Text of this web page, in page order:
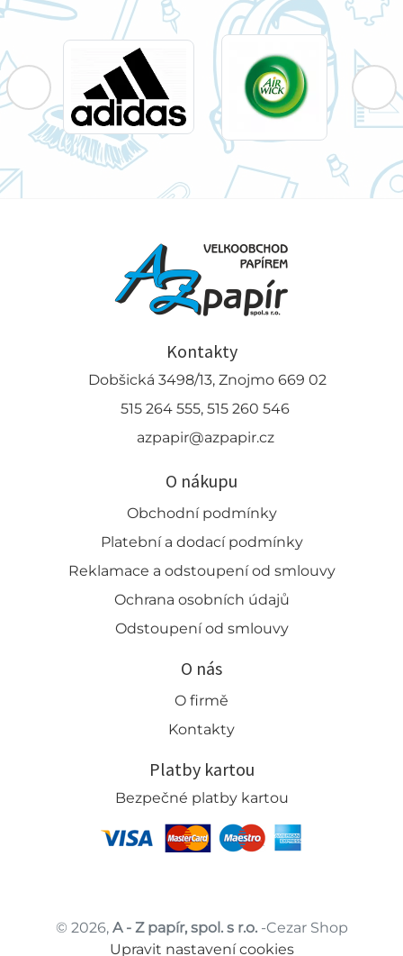
Kontakty
Dobšická 3498/13, Znojmo 669 02
515 264 555, 515 260 546
azpapir@azpapir.cz
O nákupu
Obchodní podmínky
Platební a dodací podmínky
Reklamace a odstoupení od smlouvy
Ochrana osobních údajů
Odstoupení od smlouvy
O nás
O firmě
Kontakty
Platby kartou
Bezpečné platby kartou
© 2026, A - Z papír, spol. s r.o.-Cezar Shop
Upravit nastavení cookies